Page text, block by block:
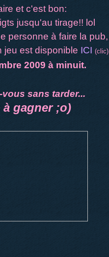
et c'est bon:
jusqu'au tirage!! lol
personne à faire la pub,
jeu est disponible ICI (clic)
2009 à minuit.
sans tarder...
gagner ;o)